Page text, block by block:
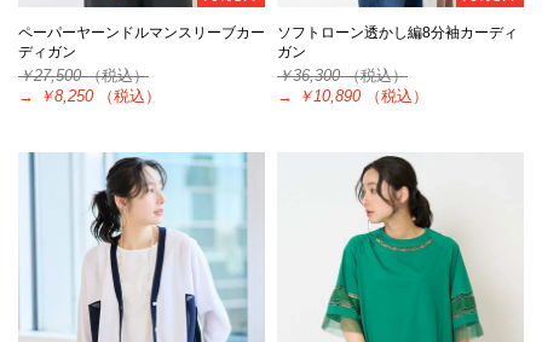
ペーパーヤーンドルマンスリーブカー
ディガン
￥27,500（税込）
→
￥8,250 （税込）
ソフトローン透かし編8分袖カーディ
ガン
￥36,300（税込）
→
￥10,890 （税込）